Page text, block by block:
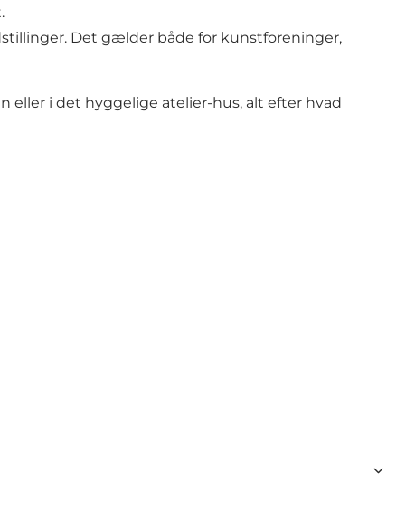
Det gælder både for kunstforeninger,
eller i det hyggelige atelier-hus, alt efter hvad